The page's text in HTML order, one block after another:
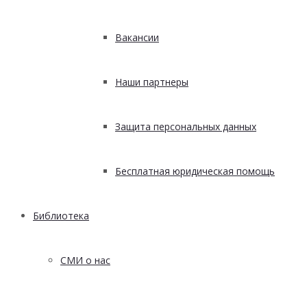
Вакансии
Наши партнеры
Защита персональных данных
Бесплатная юридическая помощь
Библиотека
СМИ о нас